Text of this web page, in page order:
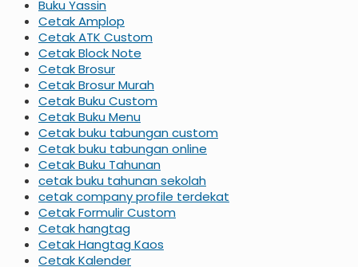
Buku Yassin
Cetak Amplop
Cetak ATK Custom
Cetak Block Note
Cetak Brosur
Cetak Brosur Murah
Cetak Buku Custom
Cetak Buku Menu
Cetak buku tabungan custom
Cetak buku tabungan online
Cetak Buku Tahunan
cetak buku tahunan sekolah
cetak company profile terdekat
Cetak Formulir Custom
Cetak hangtag
Cetak Hangtag Kaos
Cetak Kalender